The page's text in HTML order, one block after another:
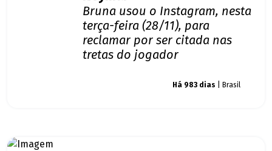
Bruna usou o Instagram, nesta
terça-feira (28/11), para
reclamar por ser citada nas
tretas do jogador
Há 983 dias | Brasil